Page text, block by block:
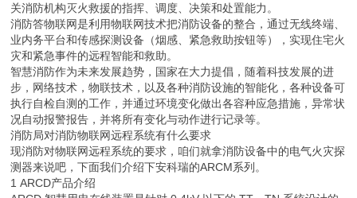
关消防机构灭火救援的指挥、调度、决策和处置能力。
消防答物联网是利用物联网技术把消防设备的整合，通过无线终端、
业内务平台和传感探测设备（烟感、紧急救助按钮等），实现住宅火
灾和紧急事件的远程智能和救助。
智慧消防作为未来发展趋势，国家在大力提倡，随着科技发展的进
步，网络技术，物联技术，以及各种消防设施的智能化，各种设备可
执行自检自测的工作，并通过环境变化做出各容种应急措施，异常状
况自动报警报告，并将所有变化与动作进行记录等。
消防局对消防物联网远程系统有什么要求
现消防对物联网远程系统的要求，咱们就拿消防设备中的电气火灾探
测器来说吧，下面我们介绍下安科瑞的ARCM系列。
1 ARCD产品介绍